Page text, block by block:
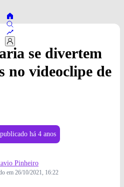
se divertem
no videoclipe de
há 4 anos
Pinheiro
em 26/10/2021, 16:22